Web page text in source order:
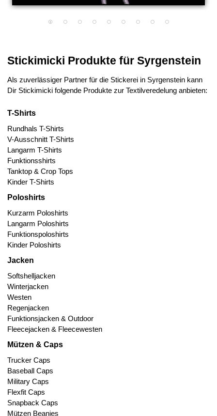
Stickimicki Produkte für Syrgenstein
Als zuverlässiger Partner für die Stickerei in Syrgenstein kann
Dir Stickimicki folgende Produkte zur Textilveredelung anbieten:
T-Shirts
Rundhals T-Shirts
V-Ausschnitt T-Shirts
Langarm T-Shirts
Funktionsshirts
Tanktop & Crop Tops
Kinder T-Shirts
Poloshirts
Kurzarm Poloshirts
Langarm Poloshirts
Funktionspoloshirts
Kinder Poloshirts
Jacken
Softshelljacken
Winterjacken
Westen
Regenjacken
Funktionsjacken & Outdoor
Fleecejacken & Fleecewesten
Mützen & Caps
Trucker Caps
Baseball Caps
Military Caps
Flexfit Caps
Snapback Caps
Mützen Beanies